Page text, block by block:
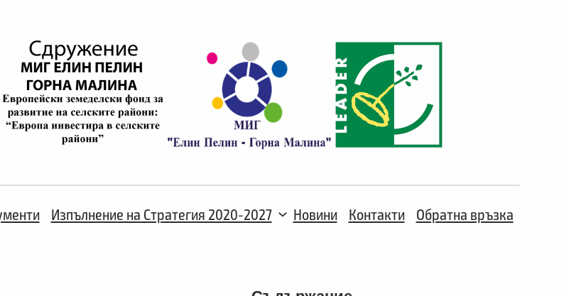
Изпълнение на Стратегия 2020-2027 Новини Контакти Обратна връзка